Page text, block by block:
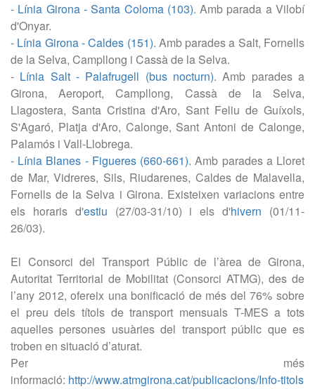
- Línia Girona - Santa Coloma (103). Amb parada a Vilobí
d'Onyar.
- Línia Girona - Caldes (151). Amb parades a Salt, Fornells
de la Selva, Campllong i Cassà de la Selva.
- Línia Salt - Palafrugell (bus nocturn). Amb parades a
Girona, Aeroport, Campllong, Cassà de la Selva,
Llagostera, Santa Cristina d'Aro, Sant Feliu de Guíxols,
S'Agaró, Platja d'Aro, Calonge, Sant Antoni de Calonge,
Palamós i Vall-Llobrega.
- Línia Blanes - Figueres (660-661). Amb parades a Lloret
de Mar, Vidreres, Sils, Riudarenes, Caldes de Malavella,
Fornells de la Selva i Girona. Existeixen variacions entre
els horaris d'estiu (27/03-31/10) i els d'hivern (01/11-
26/03).
El Consorci del Transport Públic de l’àrea de Girona,
Autoritat Territorial de Mobilitat (Consorci ATMG), des de
l’any 2012, ofereix una bonificació de més del 76% sobre
el preu dels títols de transport mensuals T-MES a tots
aquelles persones usuàries del transport públic que es
troben en situació d’aturat.
Per més
informació: http://www.atmgirona.cat/publicacions/Info-titols